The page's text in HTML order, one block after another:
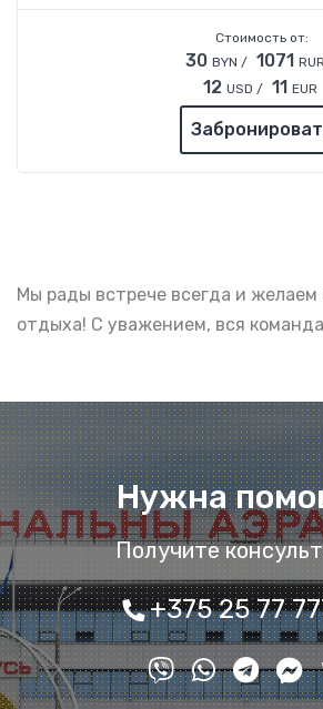
Стоимость от:
30 BYN / 1071
12 USD / 11 EUR
Мы рады встрече всегда и желаем
отдыха! С уважением, вся команда
Нужна
Получите
+375 25 77